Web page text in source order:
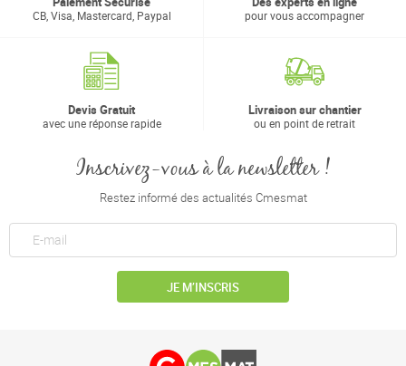
CB, Visa, Mastercard, Paypal pour vous accompagner
Devis Gratuit
avec une réponse rapide
Livraison sur chantier
ou en point de retrait
Inscrivez-vous à la newsletter !
Restez informé des actualités Cmesmat
JE M’INSCRIS